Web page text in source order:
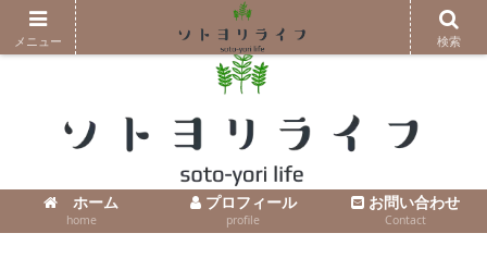
コンテンツへスキップ
ホーム
home
プロフィール
profile
お問い合わせ
Contact
メニュー 検索